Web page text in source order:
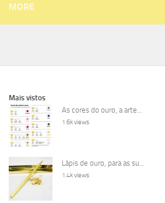
MORE
Mais vistos
As cores do ouro, a arte...
1.6k views
Lápis de ouro, para as su...
1.4k views